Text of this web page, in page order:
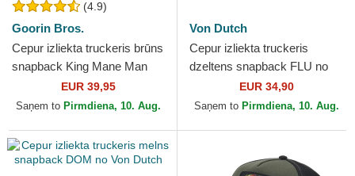
(4.9)
Goorin Bros.
Cepur izliekta truckeris brūns
snapback King Mane Man
The Farm no Goorin Bros.
EUR 39,95
Saņem to Pirmdiena, 10. Aug.
Von Dutch
Cepur izliekta truckeris
dzeltens snapback FLU no
Von DutchEUR 34,90
Saņem to Pirmdiena, 10. Aug.